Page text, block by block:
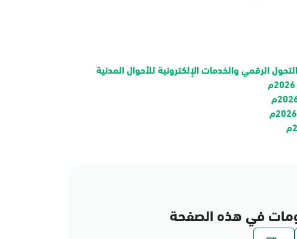
الرقمي والخدمات الإلكترونية للأحوال المدنية
في هذه الصفحة